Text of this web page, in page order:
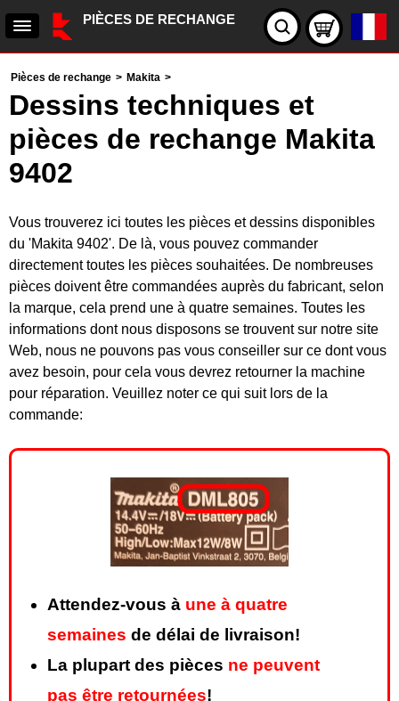
PIÈCES DE RECHANGE
Pièces de rechange > Makita >
Dessins techniques et
pièces de rechange Makita
9402
Vous trouverez ici toutes les pièces et dessins disponibles
du 'Makita 9402'. De là, vous pouvez commander
directement toutes les pièces souhaitées. De nombreuses
pièces doivent être commandées auprès du fabricant, selon
la marque, cela prend une à quatre semaines. Toutes les
informations dont nous disposons se trouvent sur notre site
Web, nous ne pouvons pas vous conseiller sur ce dont vous
avez besoin, pour cela vous devrez retourner la machine
pour réparation. Veuillez noter ce qui suit lors de la
commande:
Attendez-vous à une à quatre
semaines de délai de livraison!
La plupart des pièces ne peuvent
pas être retournées!